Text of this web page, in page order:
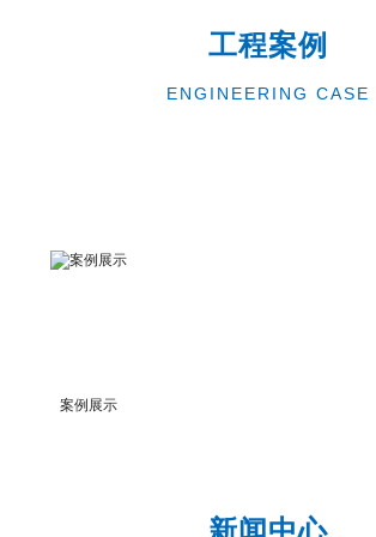
工程案例
ENGINEERING CASE
案例展示
新闻中心